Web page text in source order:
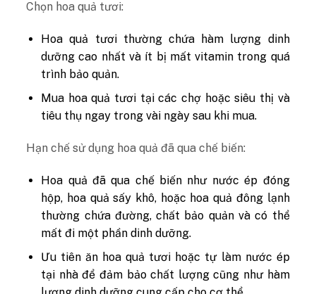
Chọn hoa quả tươi:
Hoa quả tươi thường chứa hàm lượng dinh
dưỡng cao nhất và ít bị mất vitamin trong quá
trình bảo quản.
Mua hoa quả tươi tại các chợ hoặc siêu thị và
tiêu thụ ngay trong vài ngày sau khi mua.
Hạn chế sử dụng hoa quả đã qua chế biến:
Hoa quả đã qua chế biến như nước ép đóng
hộp, hoa quả sấy khô, hoặc hoa quả đông lạnh
thường chứa đường, chất bảo quản và có thể
mất đi một phần dinh dưỡng.
Ưu tiên ăn hoa quả tươi hoặc tự làm nước ép
tại nhà để đảm bảo chất lượng cũng như hàm